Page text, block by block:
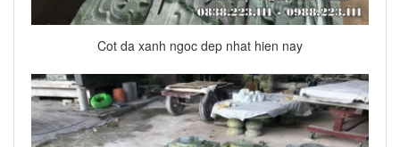
Cot da xanh ngoc dep nhat hien nay